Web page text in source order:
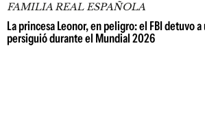
FAMILIA REAL ESPAÑOLA
La princesa Leonor, en peligro: el FBI detuvo
persiguió durante el Mundial 2026